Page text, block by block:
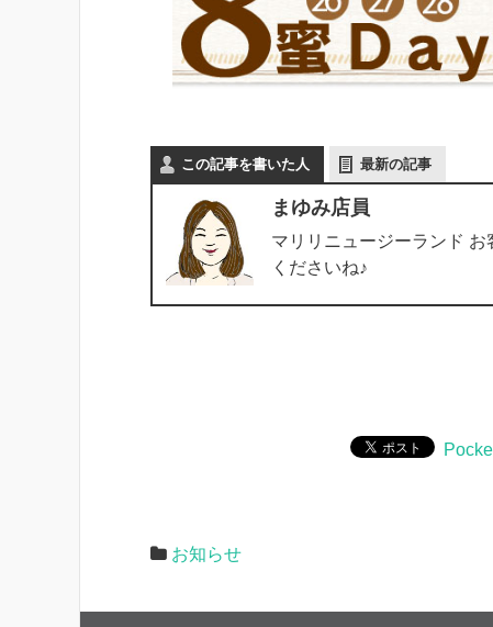
この記事を書いた人 最新の記事
まゆみ店員
マリリニュージーランド
くださいね♪
お知らせ